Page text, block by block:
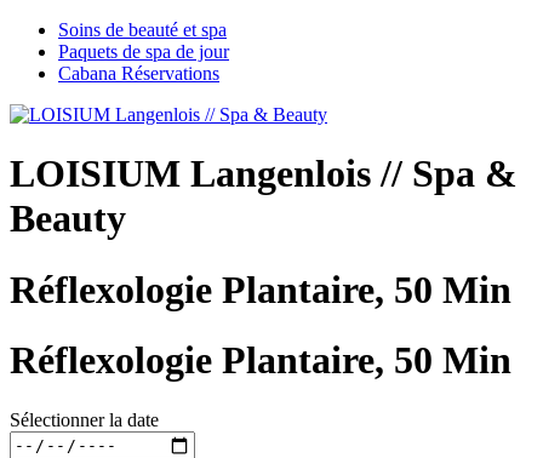
Soins de beauté et spa
Paquets de spa de jour
Cabana Réservations
LOISIUM Langenlois // Spa &
Beauty
Réflexologie Plantaire, 50 Min
Réflexologie Plantaire, 50 Min
Sélectionner la date